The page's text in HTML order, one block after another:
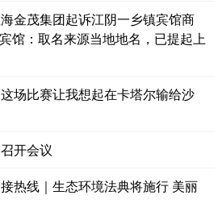
金茂集团起诉江阴一乡镇宾馆商
馆：取名来源当地地名，已提起上
场比赛让我想起在卡塔尔输给沙
开会议
热线｜生态环境法典将施行 美丽